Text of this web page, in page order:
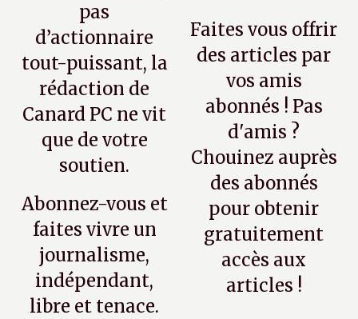
pas
d’actionnaire
tout-puissant, la
rédaction de
Canard PC ne vit
que de votre
soutien.
Abonnez-vous et
faites vivre un
journalisme,
indépendant,
libre et tenace.
Faites vous offrir
des articles par
vos amis
abonnés ! Pas
d'amis ?
Chouinez auprès
des abonnés
pour obtenir
gratuitement
accès aux
articles !